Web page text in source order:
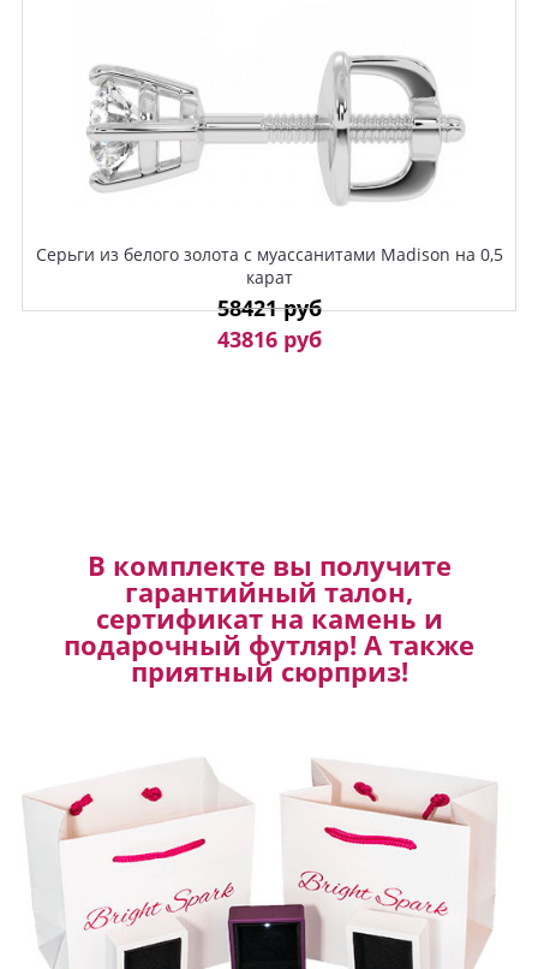
Серьги из белого золота с муассанитами Madison на 0,5
карат
58421 руб
43816 руб
В комплекте вы получите
гарантийный талон,
сертификат на камень и
подарочный футляр! А также
приятный сюрприз!